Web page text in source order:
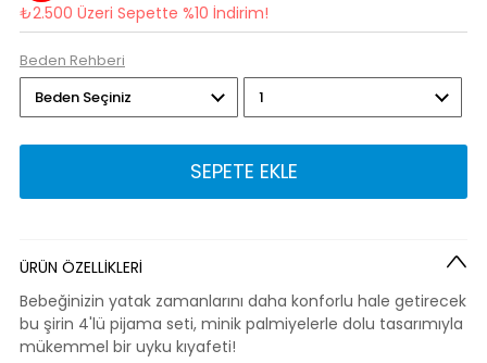
₺2.500 Üzeri Sepette %10 İndirim!
Beden Rehberi
SEPETE EKLE
ÜRÜN ÖZELLİKLERİ
Bebeğinizin yatak zamanlarını daha konforlu hale getirecek
bu şirin 4'lü pijama seti, minik palmiyelerle dolu tasarımıyla
mükemmel bir uyku kıyafeti!